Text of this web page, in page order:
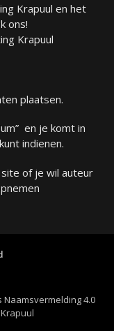
Krapuul en het
ons!
Krapuul
plaatsen.
en je komt in
indienen.
of je wil auteur
Naamsvermelding 4.0
Krapuul